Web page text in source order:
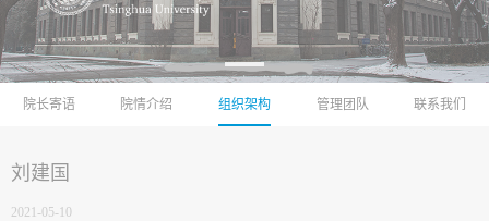
院长寄语 院情介绍 组织架构 管理团队 联系我们
刘建国
2021-05-10